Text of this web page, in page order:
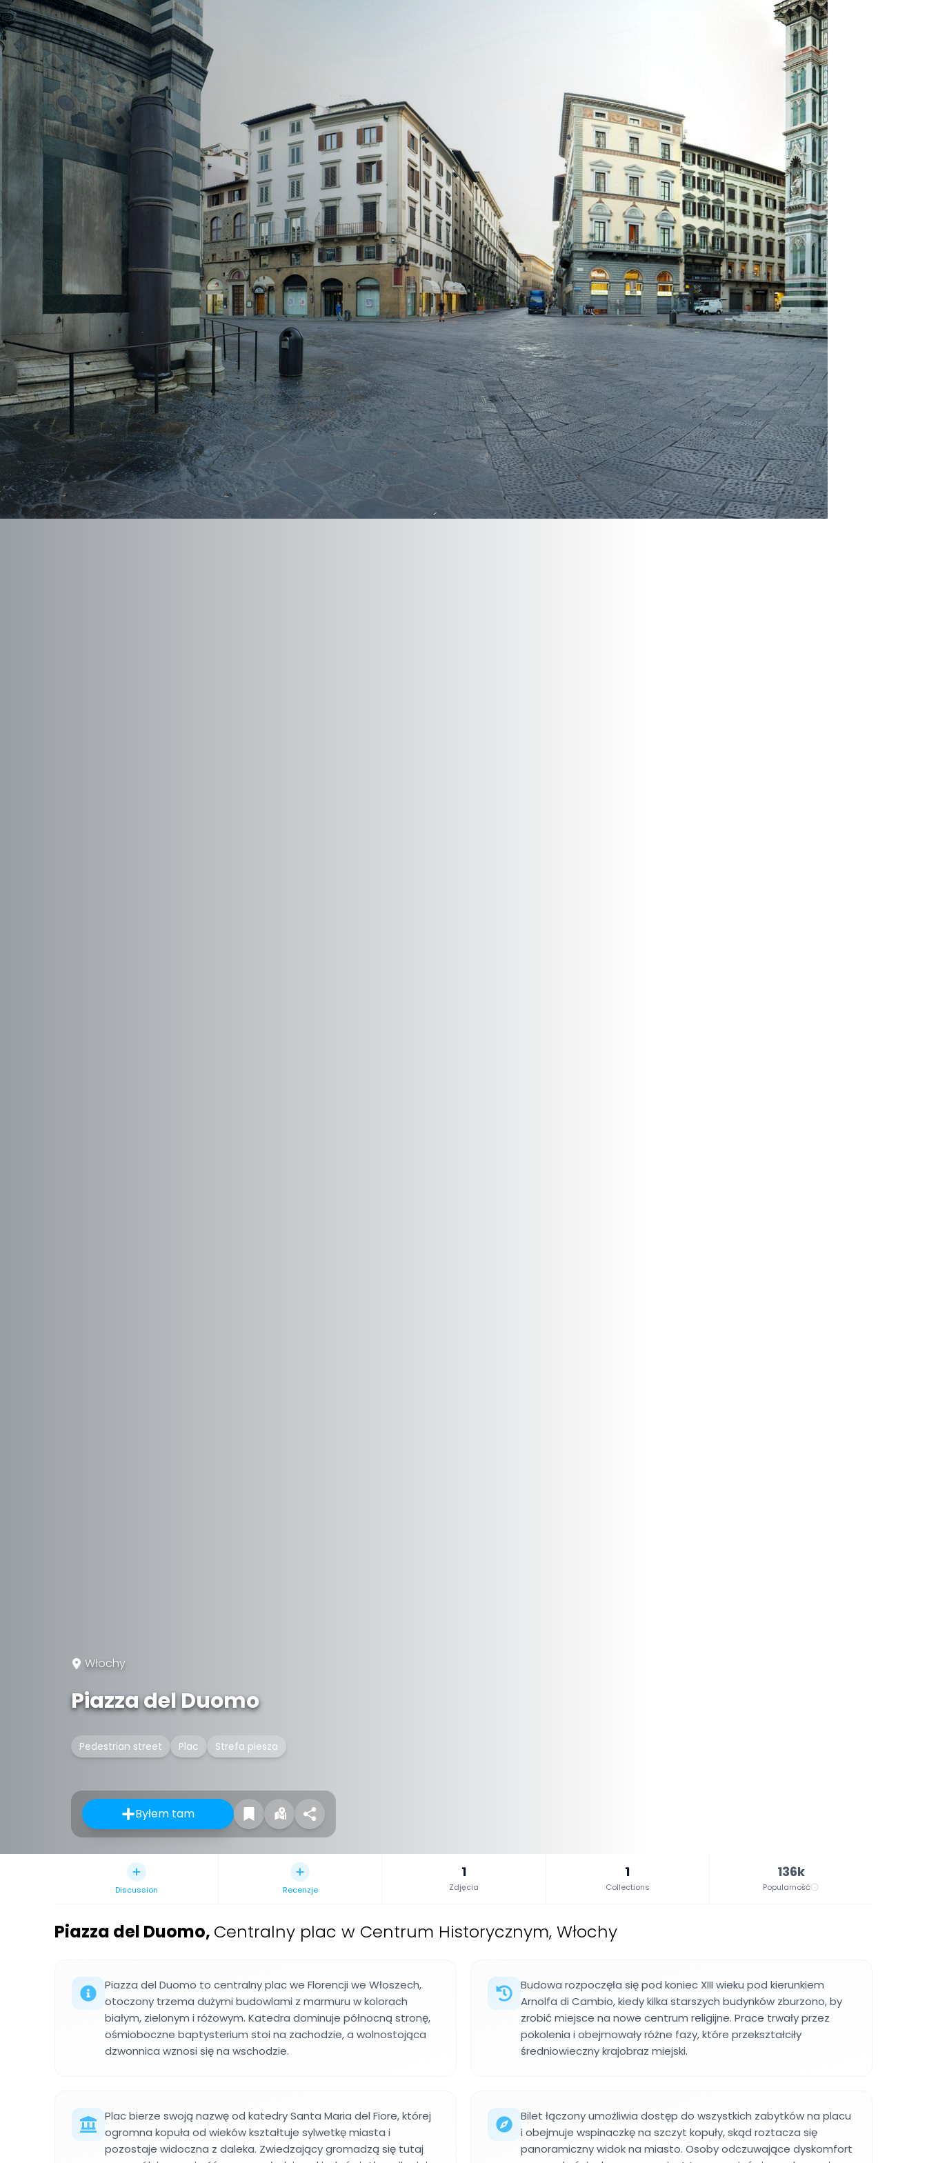
Włochy
Piazza del Duomo
Pedestrian street Plac Strefa piesza
Byłem tam
Discussion Recenzje
1
Zdjęcia
1
Collections
136k
Popularność
Piazza del Duomo, Centralny plac w Centrum Historycznym, Włochy
Piazza del Duomo to centralny plac we Florencji we Włoszech,
otoczony trzema dużymi budowlami z marmuru w kolorach
białym, zielonym i różowym. Katedra dominuje północną stronę,
ośmioboczne baptysterium stoi na zachodzie, a wolnostojąca
dzwonnica wznosi się na wschodzie.
Budowa rozpoczęła się pod koniec XIII wieku pod kierunkiem
Arnolfa di Cambio, kiedy kilka starszych budynków zburzono, by
zrobić miejsce na nowe centrum religijne. Prace trwały przez
pokolenia i obejmowały różne fazy, które przekształciły
średniowieczny krajobraz miejski.
Plac bierze swoją nazwę od katedry Santa Maria del Fiore, której
ogromna kopuła od wieków kształtuje sylwetkę miasta i
pozostaje widoczna z daleka. Zwiedzający gromadzą się tutaj
Bilet łączony umożliwia dostęp do wszystkich zabytków na placu
i obejmuje wspinaczkę na szczyt kopuły, skąd roztacza się
panoramiczny widok na miasto. Osoby odczuwające dyskomfort